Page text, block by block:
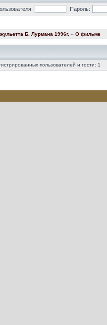
Пароль:
Б. Лурмана 1996г. » О фильме
пользователей и гости: 1